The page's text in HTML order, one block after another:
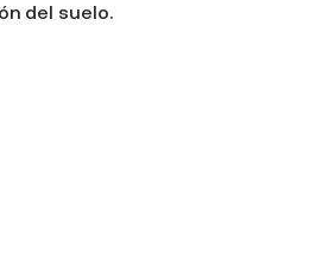
del suelo.